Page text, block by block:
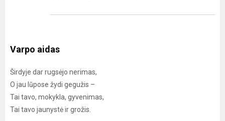
Varpo aidas
Širdyje dar rugsėjo nerimas,
O jau lūpose žydi gegužis –
Tai tavo, mokykla, gyvenimas,
Tai tavo jaunystė ir grožis.